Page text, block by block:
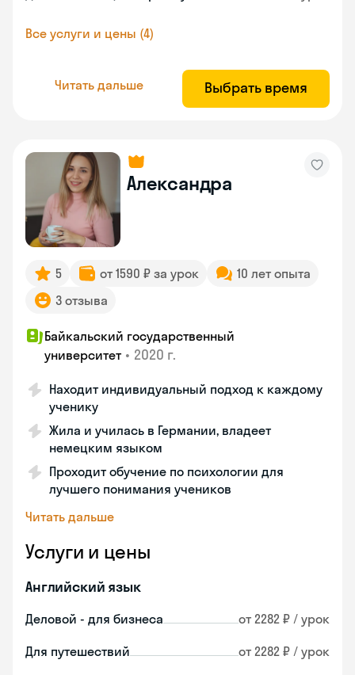
Все услуги и цены (4)
Читать дальше Выбрать время
Александра
5 от 1590 ₽ за урок
10 лет опыта
3 отзыва
Байкальский государственный
университет • 2020 г.
Находит индивидуальный подход к каждому
ученику
Жила и училась в Германии, владеет
немецким языком
Проходит обучение по психологии для
лучшего понимания учеников
Читать дальше
Услуги и цены
Английский язык
Деловой - для бизнеса от 2282 ₽ / урок
Для путешествий от 2282 ₽ / урок